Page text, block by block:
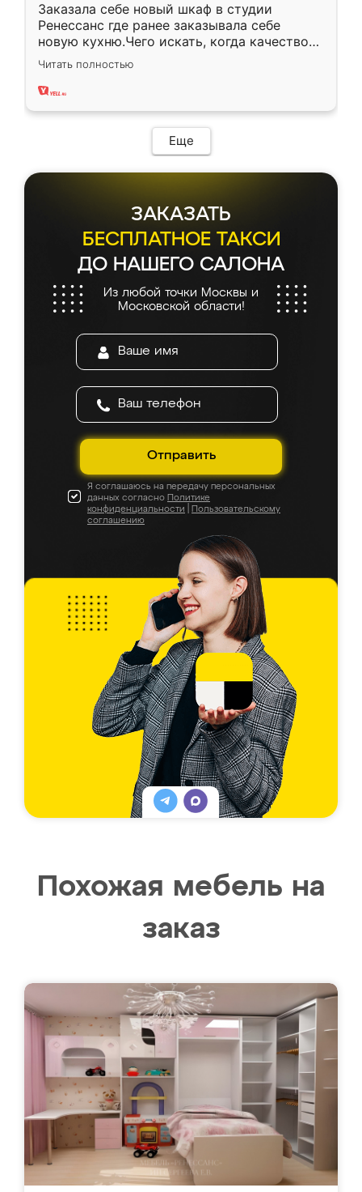
Заказала себе новый шкаф в студии
Ренессанс где ранее заказывала себе
новую кухню.Чего искать, когда качеством
вполне довольна. Служит кухня уже почти
два года, нареканий нет.
Читать полностью
Еще
ЗАКАЗАТЬ
БЕСПЛАТНОЕ ТАКСИ
ДО НАШЕГО САЛОНА
Из любой точки Москвы и
Московской области!
Отправить
Я соглашаюсь на передачу персональных
данных согласно Политике
конфиденциальности
Пользовательскому
соглашению
Похожая мебель на
заказ